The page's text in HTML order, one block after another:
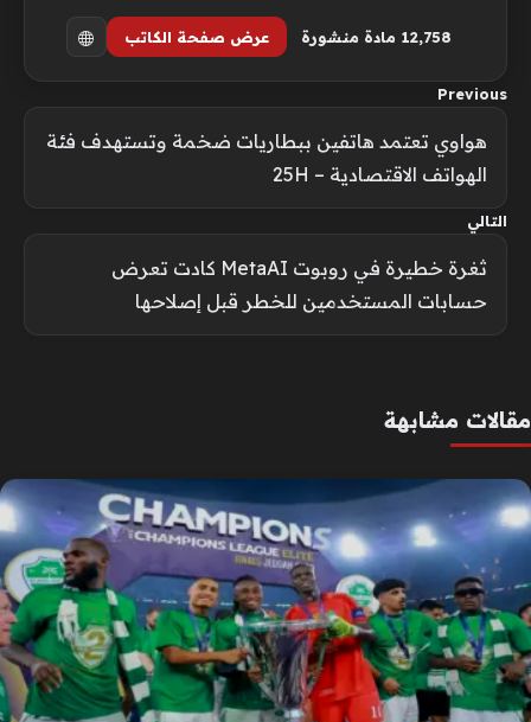
12٬758 مادة منشورة عرض صفحة الكاتب
Previous
هواوي تعتمد هاتفين ببطاريات ضخمة وتستهدف فئة
الهواتف الاقتصادية – 25H
التالي
ثغرة خطيرة في روبوت MetaAI كادت تعرض
حسابات المستخدمين للخطر قبل إصلاحها
مقالات مشابهة